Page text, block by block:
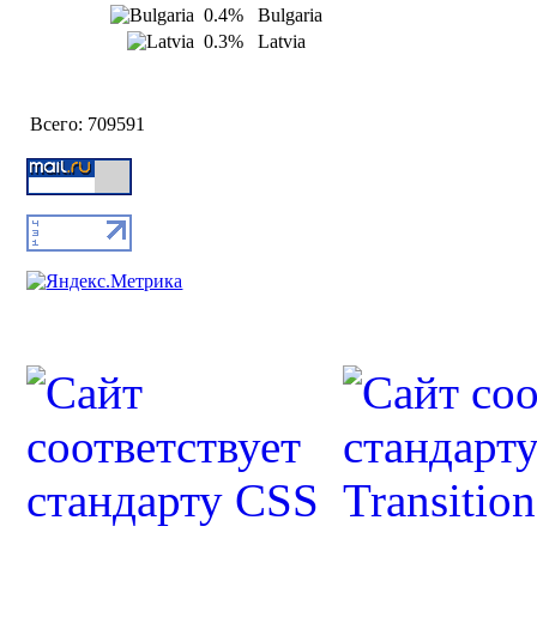
0.4%
Bulgaria
0.3%
Latvia
Всего: 709591